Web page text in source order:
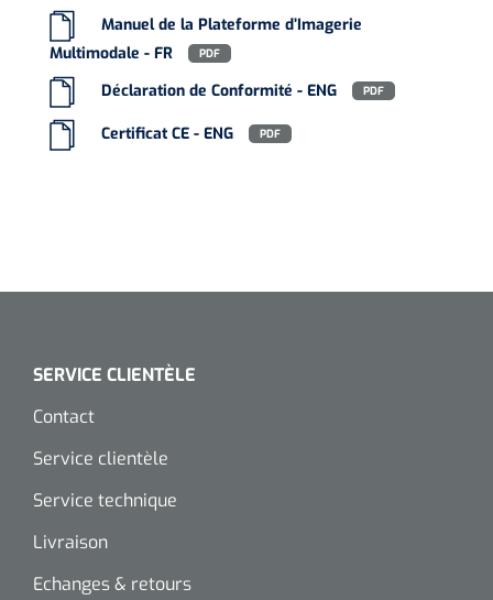
Manuel de la Plateforme d’Imagerie
Multimodale - FR
PDF
Déclaration de Conformité - ENG PDF
Certificat CE - ENG PDF
SERVICE CLIENTÈLE
Contact
Service clientèle
Service technique
Livraison
Echanges & retours